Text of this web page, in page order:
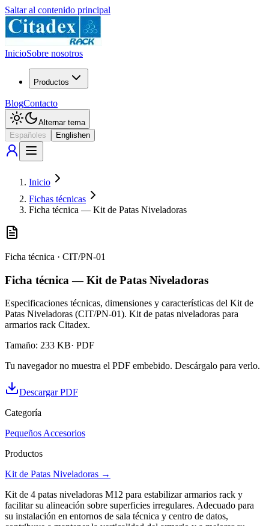
Saltar al contenido principal
InicioSobre nosotros
Productos
BlogContacto
Alternar tema
Español es Englishen
Inicio
Fichas técnicas
Ficha técnica — Kit de Patas Niveladoras
Ficha técnica · CIT/PN-01
Ficha técnica — Kit de Patas Niveladoras
Especificaciones técnicas, dimensiones y características del Kit de
Patas Niveladoras (CIT/PN-01). Kit de patas niveladoras para
armarios rack Citadex.
Tamaño: 233 KB· PDF
Tu navegador no muestra el PDF embebido. Descárgalo para verlo.
Descargar PDF
Categoría
Pequeños Accesorios
Productos
Kit de Patas Niveladoras →
Kit de 4 patas niveladoras M12 para estabilizar armarios rack y
facilitar su alineación sobre superficies irregulares. Adecuado para
su instalación en entornos de sala técnica y centro de datos,